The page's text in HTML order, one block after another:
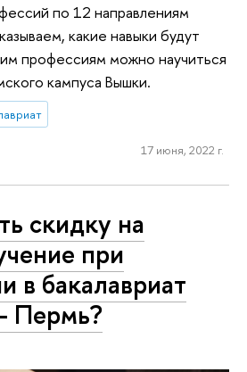
по 12 направлениям
какие навыки будут
профессиям можно научиться
кампуса Вышки.
17 июня, 2022 г.
скидку на
при
в бакалавриат